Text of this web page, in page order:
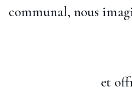
communal, nous
et